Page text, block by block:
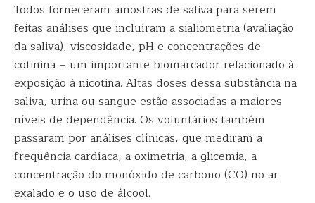
Todos forneceram amostras de saliva para serem
feitas análises que incluíram a sialiometria (avaliação
da saliva), viscosidade, pH e concentrações de
cotinina – um importante biomarcador relacionado à
exposição à nicotina. Altas doses dessa substância na
saliva, urina ou sangue estão associadas a maiores
níveis de dependência. Os voluntários também
passaram por análises clínicas, que mediram a
frequência cardíaca, a oximetria, a glicemia, a
concentração do monóxido de carbono (CO) no ar
exalado e o uso de álcool.